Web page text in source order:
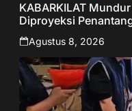
KABARKILAT
Diproyeksi
Jabar Publisher
Agustus 8, 2026